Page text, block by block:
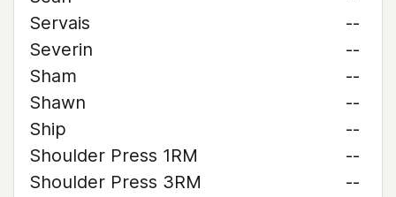
Servais
--
Severin
--
Sham
--
Shawn
--
Ship
--
Shoulder Press 1RM
--
Shoulder Press 3RM
--